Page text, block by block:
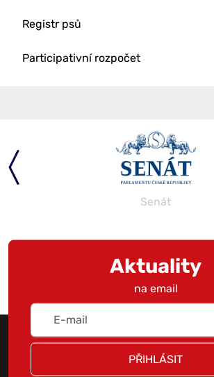
Registr psů
Participativní rozpočet
Senát
Aktuality
na email
PŘIHLÁSIT